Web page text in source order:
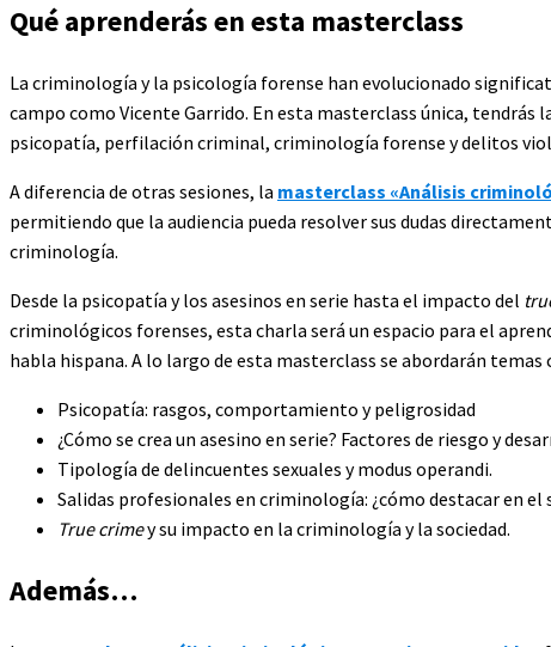
Qué aprenderás en esta masterclass
La criminología y la psicología forense han evolucionado
campo como Vicente Garrido. En esta masterclass única,
psicopatía, perfilación criminal, criminología forense y delitos
A diferencia de otras sesiones, la masterclass «Análisis
permitiendo que la audiencia pueda resolver sus dudas
criminología.
Desde la psicopatía y los asesinos en serie hasta el impacto del
criminológicos forenses, esta charla será un espacio para el
habla hispana. A lo largo de esta masterclass se abordarán temas
Psicopatía: rasgos, comportamiento y peligrosidad
¿Cómo se crea un asesino en serie? Factores de riesgo y
Tipología de delincuentes sexuales y modus operandi.
Salidas profesionales en criminología: ¿cómo destacar en el
True crimey su impacto en la criminología y la sociedad.
Además…